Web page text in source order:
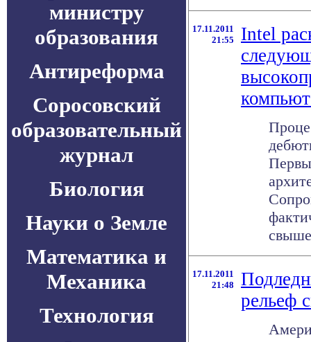
министру
образования
Антиреформа
Соросовский
образовательный
журнал
Биология
Науки о Земле
Математика и
Механика
Технология
17.11.2011
21:55
Intel
17.11.2011
21:48
рельеф